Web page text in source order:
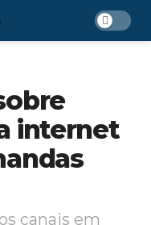
internet
canais em